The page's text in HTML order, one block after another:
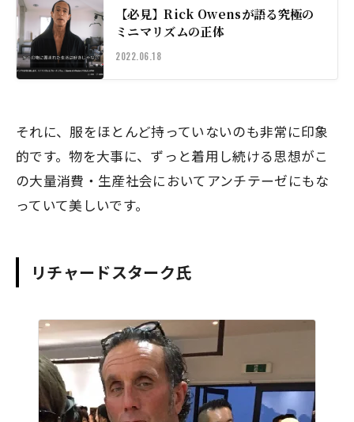
【必見】Rick Owensが語る究極の
ミニマリズムの正体
2022.06.18
それに、服をほとんど持っていないのも非常に印象
的です。物を大事に、ずっと着用し続ける思想がこ
の大量消費・生産社会においてアンチテーゼにもな
っていて美しいです。
リチャードスターク氏